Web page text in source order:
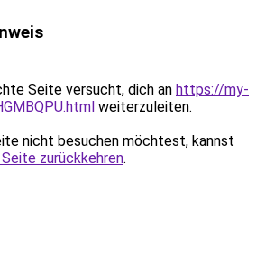
Seite versucht, dich an https://my-
weiterzuleiten.
nicht besuchen möchtest, kannst
zurückkehren.